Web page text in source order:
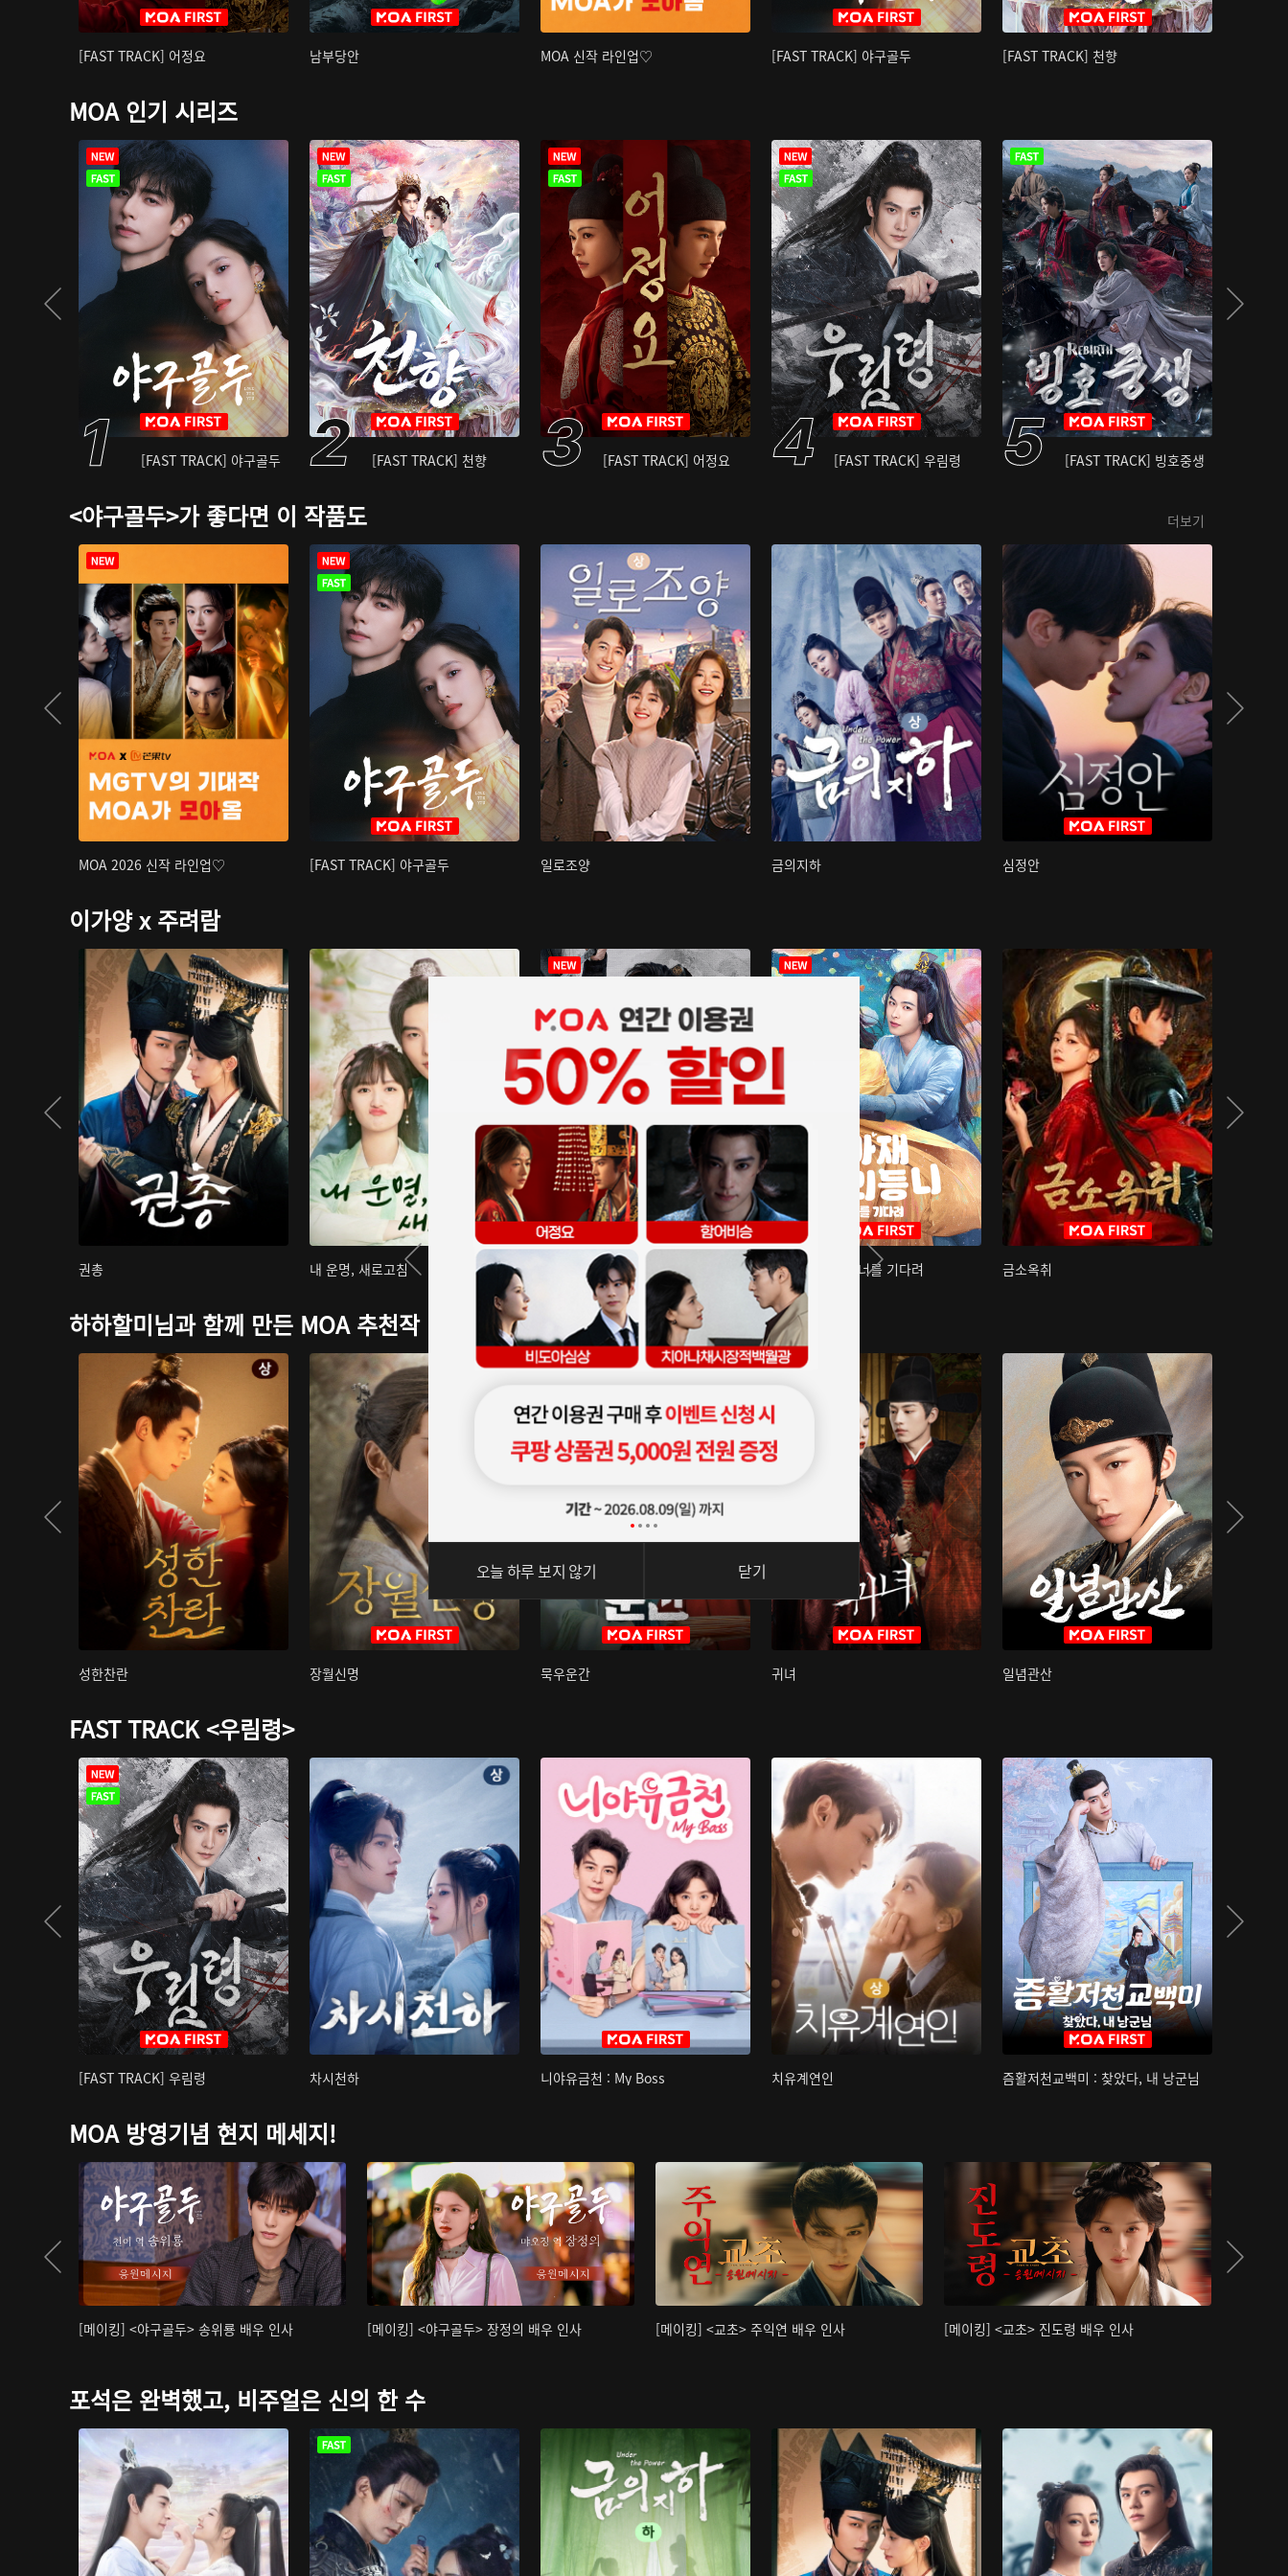
[FAST TRACK] 어정요 남부당안 MOA 신작 라인업♡ [FAST TRACK] 야구골두 [FAST TRACK] 천향
MOA 인기 시리즈
[FAST TRACK] 야구골두 [FAST TRACK] 천향 [FAST TRACK] 어정요 [FAST TRACK] 우림령 [FAST TRACK] 빙호중생
<야구골두>가 좋다면 이 작품도 더보기
MOA 2026 신작 라인업♡ [FAST TRACK] 야구골두 일로조양 금의지하 심정안
이가양 x 주려람
권총 내 운명, 새로고침 아재저리등니 : 너를 기다려 금소옥취
하하할미님과 함께 만든 MOA 추천작
성한찬란 장월신명 묵우운간 귀녀 일념관산
FAST TRACK <우림령>
[FAST TRACK] 우림령 차시천하 니야유금천 : My Boss 치유계연인 즘활저천교백미 : 찾았다, 내 낭군님
MOA 방영기념 현지 메세지!
[메이킹] <야구골두> 송위룡 배우 인사 [메이킹] <야구골두> 장정의 배우 인사 [메이킹] <교초> 주익연 배우 인사 [메이킹] <교초> 진도령 배우 인사
포석은 완벽했고, 비주얼은 신의 한 수
오늘 하루 보지 않기 닫기